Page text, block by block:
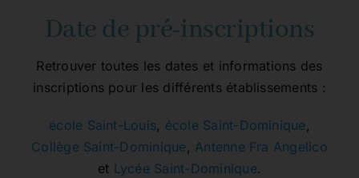
Date de pré-inscriptions
Retrouver toutes les dates et informations des
inscriptions pour les différents établissements :
école Saint-Louis, école Saint-Dominique ,
Collège Saint-Dominique , Antenne Fra Angelico
et Lycée Saint-Dominique.